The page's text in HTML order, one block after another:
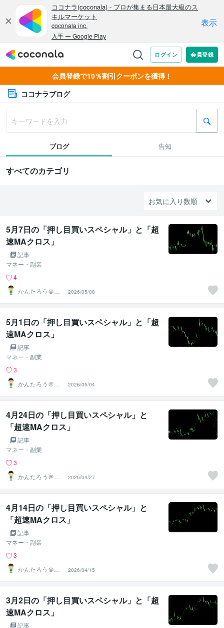
会員登録で10％割引クーポンを獲得！
ココナラブログ
ブログ 告知
すべてのカテゴリ
5月7日の「押し目買いスペシャル」と「超
速MAクロス」
記事
マネー・副業
4
かんたろう＠か
んたんFX
2026/05/08
5月1日の「押し目買いスペシャル」と「超
速MAクロス」
記事
マネー・副業
3
かんたろう＠か
んたんFX
2026/05/04
4月24日の「押し目買いスペシャル」と
「超速MAクロス」
記事
マネー・副業
3
かんたろう＠か
んたんFX
2026/04/27
4月14日の「押し目買いスペシャル」と
「超速MAクロス」
記事
マネー・副業
3
かんたろう＠か
んたんFX
2026/04/15
3月2日の「押し目買いスペシャル」と「超
速MAクロス」
記事